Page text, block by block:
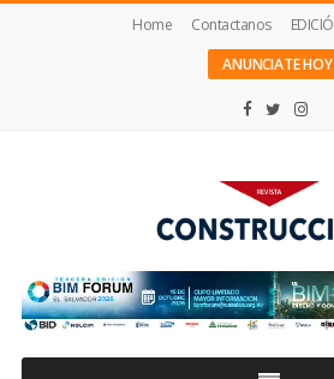
Home Contactanos
ANUNCIATE HOY
Construcción